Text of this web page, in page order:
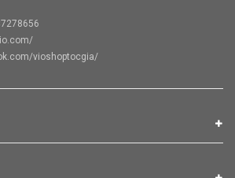
vioshoptocgia/